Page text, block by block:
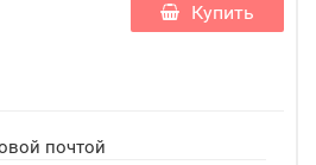
Купить
почтой